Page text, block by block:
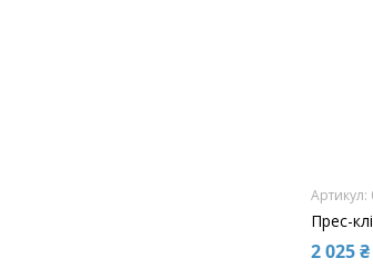
Прес-
2 025 ₴